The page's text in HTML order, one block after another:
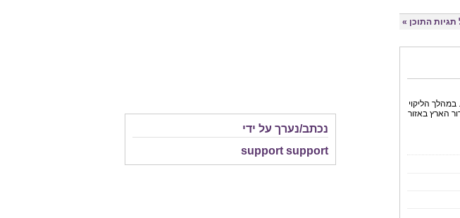
תגיות התוכן »
הליקוי
הארץ באזור
נכתב/נערך על ידי
support support